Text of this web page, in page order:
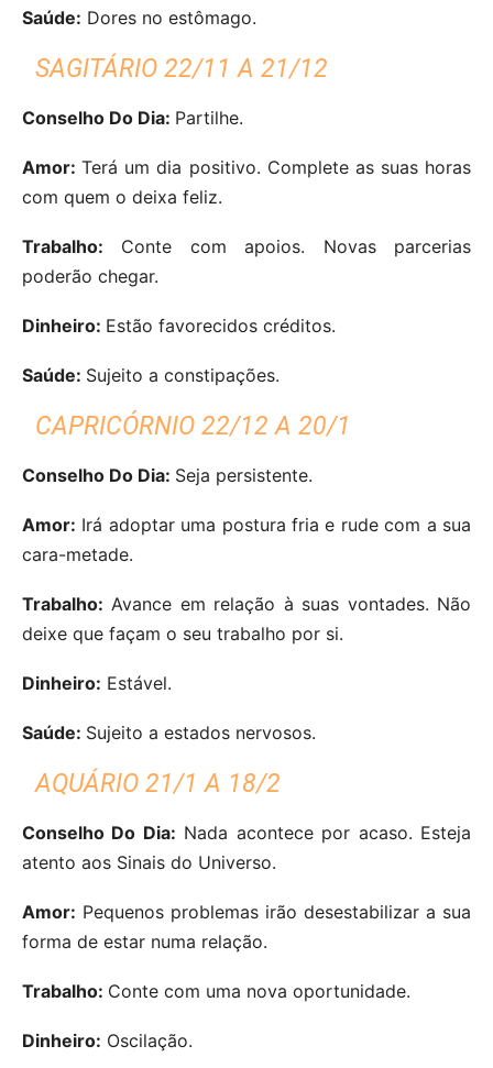
Saúde: Dores no estômago.
SAGITÁRIO 22/11 A 21/12
Conselho Do Dia: Partilhe.
Amor:Terá um dia positivo. Complete as suas horas
com quem o deixa feliz.
Trabalho: Conte com apoios. Novas parcerias
poderão chegar.
Dinheiro: Estão favorecidos créditos.
Saúde: Sujeito a constipações.
CAPRICÓRNIO 22/12 A 20/1
Conselho Do Dia: Seja persistente.
Amor: Irá adoptar uma postura fria e rude com a sua
cara-metade.
Trabalho: Avance em relação à suas vontades. Não
deixe que façam o seu trabalho por si.
Dinheiro: Estável.
Saúde: Sujeito a estados nervosos.
AQUÁRIO 21/1 A 18/2
Conselho Do Dia: Nada acontece por acaso. Esteja
atento aos Sinais do Universo.
Amor: Pequenos problemas irão desestabilizar a sua
forma de estar numa relação.
Trabalho: Conte com uma nova oportunidade.
Dinheiro: Oscilação.